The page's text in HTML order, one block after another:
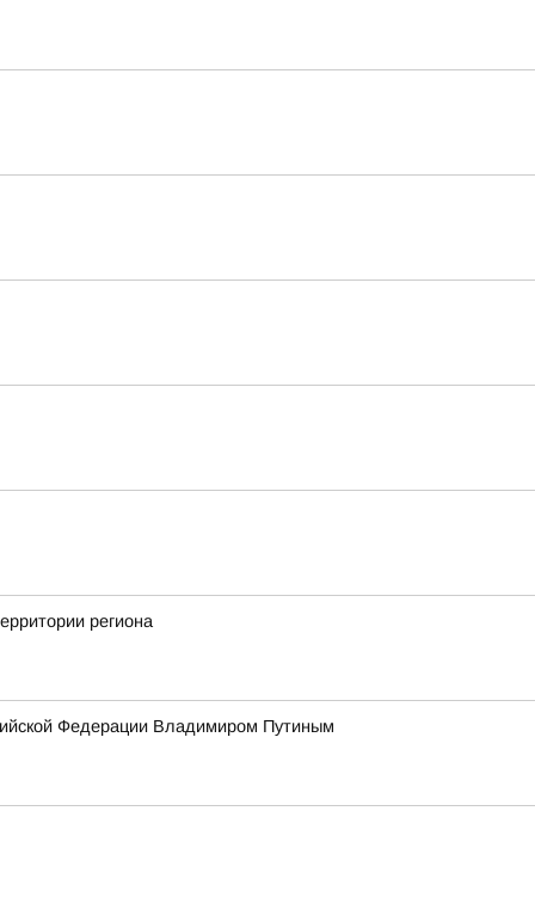
региона
Федерации Владимиром Путиным